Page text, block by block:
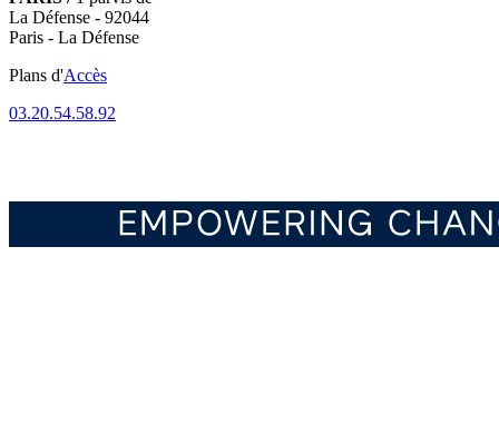
La Défense - 92044
Paris - La Défense
Plans d'Accès
03.20.54.58.92